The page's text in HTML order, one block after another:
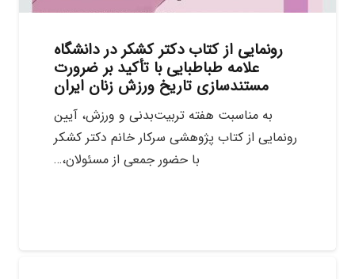
رونمایی از کتاب دکتر کشکر در دانشگاه
علامه طباطبایی با تأکید بر ضرورت
مستندسازی تاریخ ورزش زنان ایران
به مناسبت هفته تربیت‌بدنی و ورزش، آیین
رونمایی از کتاب پژوهشی سرکار خانم دکتر کشکر
با حضور جمعی از مسئولان،…